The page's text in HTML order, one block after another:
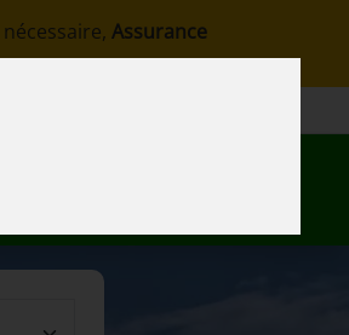
nécessaire, Assurance